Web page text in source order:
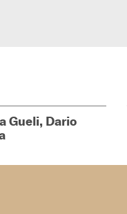
Gueli, Dario